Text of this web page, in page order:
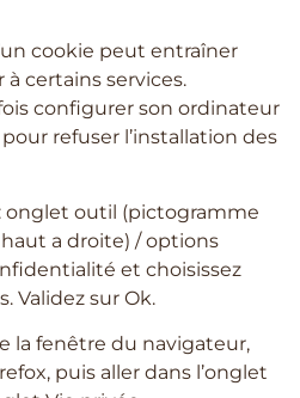
cookie peut entraîner
à certains services.
configurer son ordinateur
refuser l’installation des
onglet outil (pictogramme
a droite) / options
et choisissez
Validez sur Ok.
la fenêtre du navigateur,
puis aller dans l’onglet